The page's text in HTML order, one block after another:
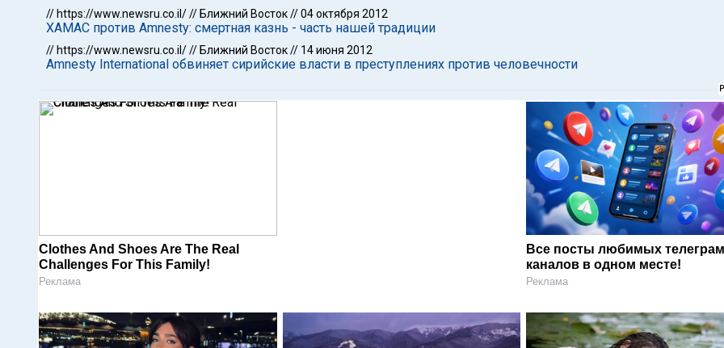
// https://www.newsru.co.il/// Ближний Восток//04 октября 2012
ХАМАС против Amnesty: смертная казнь - часть нашей традиции
// https://www.newsru.co.il/// Ближний Восток// 14 июня 2012
Amnesty International обвиняет сирийские власти в преступлениях против человечности
Clothes And Shoes Are The Real
Challenges For This Family!
Реклама
Все посты любимых
каналов в одном месте!
Реклама